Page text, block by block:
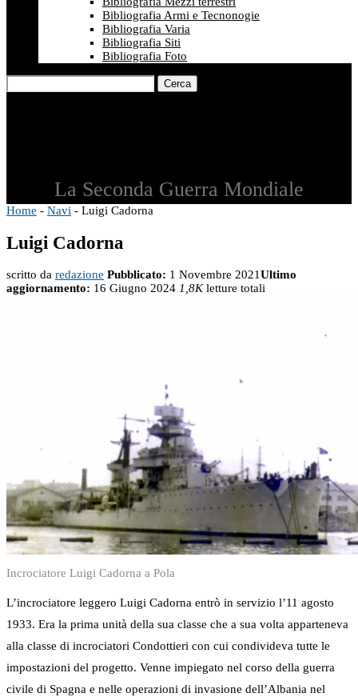
Bibliografia Armi e Tecnonogie
Bibliografia Varia
Bibliografia Siti
Bibliografia Foto
Cerca
La Seconda Guerra Mondiale
Home - Navi - Luigi Cadorna
Luigi Cadorna
scritto da redazione Pubblicato: 1 Novembre 2021Ultimo
aggiornamento: 16 Giugno 2024 1,8Kletture totali
Incrociatore Luigi Cadorna a Pola
L’incrociatore leggero Luigi Cadorna entrò in servizio l’11 agosto
1933. Era la prima unità della sua classe che a sua volta apparteneva
alla classe di incrociatori Condottieri con cui condivideva tutte le
impostazioni del progetto. Venne impiegato nel corso della guerra
civile di Spagna e nelle operazioni di invasione dell’Albania nel